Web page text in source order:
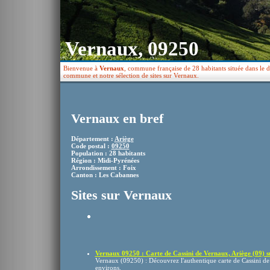
Vernaux, 09250
Bienvenue à Vernaux , commune française de 28 habitants située dans
commune et notre sélection de sites sur Vernaux.
Vernaux en bref
Département : Ariège
Code postal : 09250
Population : 28 habitants
Région : Midi-Pyrénées
Arrondissement : Foix
Canton : Les Cabannes
Sites sur Vernaux
Vernaux 09250 : Carte de Cassini de Vernaux, Ariège (09)
Vernaux (09250) : Découvrez l'authentique carte de Cassini
environs.